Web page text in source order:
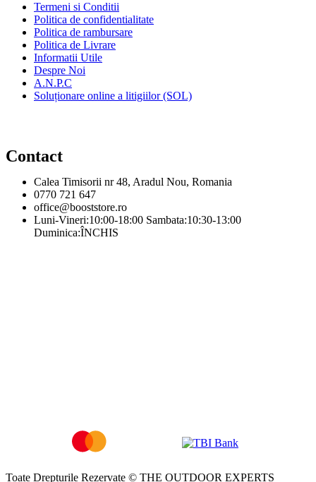
Termeni si Conditii
Politica de confidentialitate
Politica de rambursare
Politica de Livrare
Informatii Utile
Despre Noi
A.N.P.C
Soluționare online a litigiilor (SOL)
Contact
Calea Timisorii nr 48, Aradul Nou, Romania
0770 721 647
office@booststore.ro
Luni-Vineri:10:00-18:00 Sambata:10:30-13:00
Duminica:ÎNCHIS
Toate Drepturile Rezervate © THE OUTDOOR EXPERTS